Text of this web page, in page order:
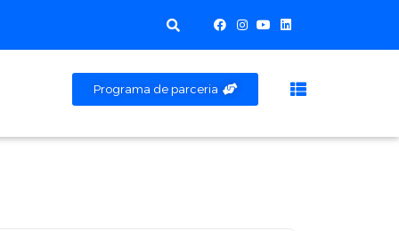
Programa de parceria